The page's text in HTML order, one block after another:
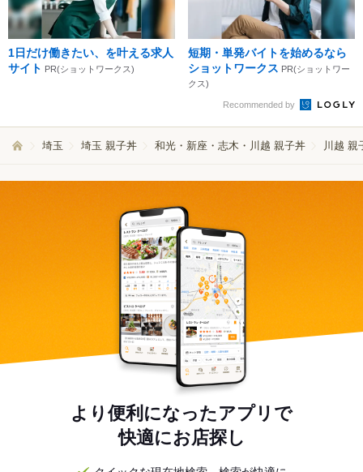
1日だけ働きたい、を叶える求人
サイト PR(ショットワークス)
短期・単発バイトを始めるなら
ショットワークス PR(ショットワー
クス)
Recommended by
埼玉 埼玉 親子丼 和光・新座・志木・川越 親子丼 川越 親
より便利になったアプリで
快適にお店探し